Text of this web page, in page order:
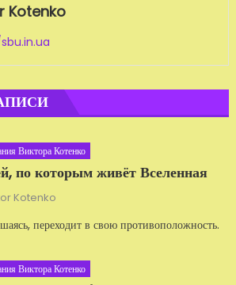
Kotenko
Виктора Котенко
по которым живёт Вселенная
Kotenko
переходит в свою противоположность.
Виктора Котенко